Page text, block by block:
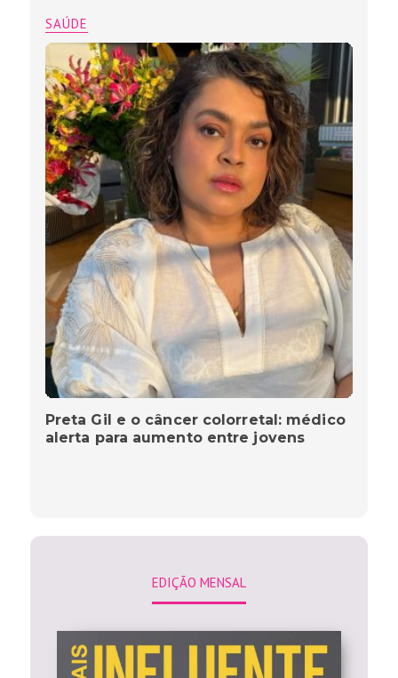
SAÚDE
Preta Gil e o câncer colorretal: médico
alerta para aumento entre jovens
EDIÇÃO MENSAL